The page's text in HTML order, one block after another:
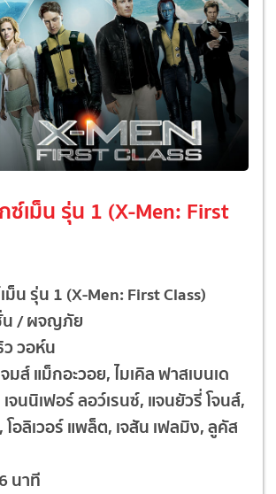
ซ์เม็น รุ่น 1 (X-Men: First
ม็น รุ่น 1 (X-Men: First Class)
น / ผจญภัย
วอห์น
จมส์ แม็กอะวอย, ไมเคิล ฟาสเบนเด
จนนิเฟอร์ ลอว์เรนซ์, แจนยัวรี่ โจนส์,
โอลิเวอร์ แพล็ต, เจสัน เฟลมิง, ลูคัส
นาที